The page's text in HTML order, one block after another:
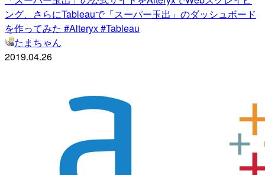
ング、さらにTableauで「スーパー玉出」のダッシュボード
を作ってみた #Alteryx #Tableau
たまちゃん
2019.04.26